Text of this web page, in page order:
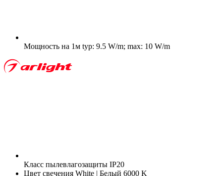
Мощность на 1м typ: 9.5 W/m; max: 10 W/m
Класс пылевлагозащиты IP20
Цвет свечения White | Белый 6000 K